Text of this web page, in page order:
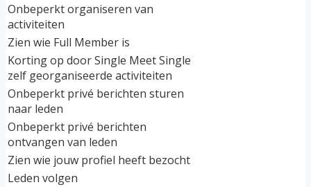
Onbeperkt organiseren van
activiteiten
Zien wie Full Member is
Korting op door Single Meet Single
zelf georganiseerde activiteiten
Onbeperkt privé berichten sturen
naar leden
Onbeperkt privé berichten
ontvangen van leden
Zien wie jouw profiel heeft bezocht
Leden volgen